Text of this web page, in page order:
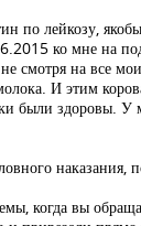
по лейкозу,
ко мне на
смотря на все
И этим
были здоровы. У
наказания,
когда вы